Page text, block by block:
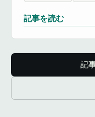
記事を読む
記